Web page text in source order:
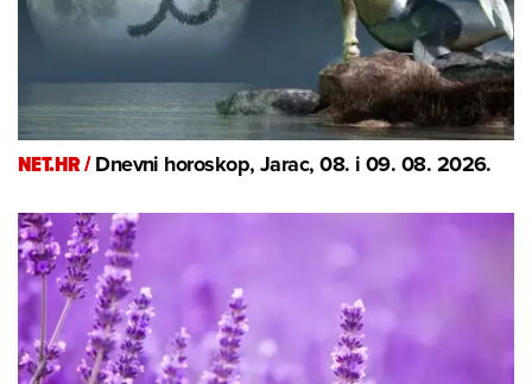
NET.HR /Dnevni horoskop, Jarac, 08. i 09. 08. 2026.